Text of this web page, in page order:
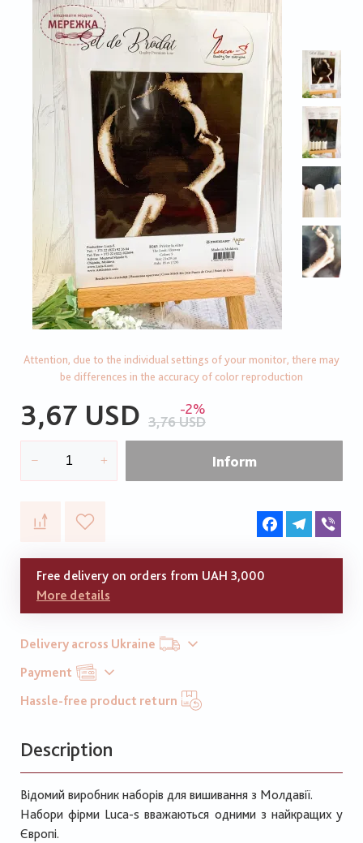
Attention, due to the individual settings of your monitor, there may
be differences in the accuracy of color reproduction
3,67 USD -2%
3,76 USD
Inform
FacebookTelegram
Free delivery on orders from UAH 3,000
More details
Delivery across Ukraine
Payment
Hassle-free product return
Description
Відомий виробник наборів для вишивання з Молдавії.
Набори фірми Luca-s вважаються одними з найкращих у
Європі.